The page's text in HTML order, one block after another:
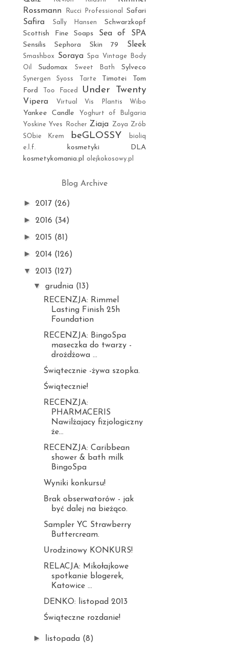
Rossmann
Rucci Professional Safari
Safira Sally Hansen
Schwarzkopf
Scottish Fine Soaps
Sea of SPA
Sensilis Sephora Skin 79 Sleek
Smashbox Soraya Spa Vintage Body
Oil
Sudomax Sweet Bath Sylveco
Synergen Syoss Tarte Timotei
Tom
Ford
Too Faced Under Twenty
Vipera Virtual Vis Plantis Wibo
Yankee Candle
Yoghurt of Bulgaria
Yoskine Yves Rocher Ziaja Zoya Zrób
SObie Krem
beGLOSSY
bioliq
e.l.f.
kosmetyki DLA
kosmetykomania.pl olejkokosowy.pl
Blog Archive
► 2017 (26)
► 2016 (34)
► 2015 (81)
► 2014 (126)
▼ 2013 (127)
▼grudnia (13)
RECENZJA: Rimmel
Lasting Finish 25h
Foundation
RECENZJA: BingoSpa
maseczka do twarzy -
drożdżowa ...
Świątecznie -żywa szopka.
Świątecznie!
RECENZJA:
PHARMACERIS
Nawilżajacy fizjologiczny
że...
RECENZJA: Caribbean
shower & bath milk
BingoSpa
Wyniki konkursu!
Brak obserwatorów - jak
być dalej na bieżąco.
Sampler YC Strawberry
Buttercream.
Urodzinowy KONKURS!
RELACJA: Mikołajkowe
spotkanie blogerek,
Katowice ...
DENKO: listopad 2013
Świąteczne rozdanie!
► listopada (8)